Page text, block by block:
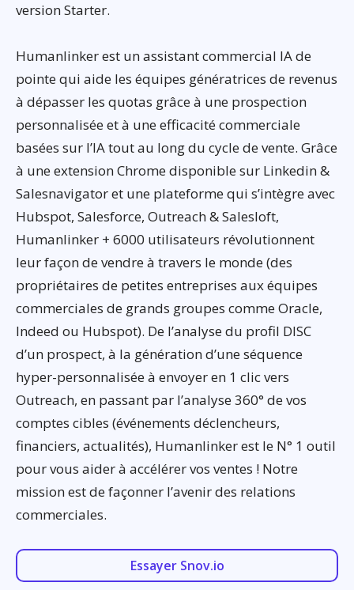
version Starter.
Humanlinker est un assistant commercial IA de
pointe qui aide les équipes génératrices de revenus
à dépasser les quotas grâce à une prospection
personnalisée et à une efficacité commerciale
basées sur l’IA tout au long du cycle de vente. Grâce
à une extension Chrome disponible sur Linkedin &
Salesnavigator et une plateforme qui s’intègre avec
Hubspot, Salesforce, Outreach & Salesloft,
Humanlinker + 6000 utilisateurs révolutionnent
leur façon de vendre à travers le monde (des
propriétaires de petites entreprises aux équipes
commerciales de grands groupes comme Oracle,
Indeed ou Hubspot). De l’analyse du profil DISC
d’un prospect, à la génération d’une séquence
hyper-personnalisée à envoyer en 1 clic vers
Outreach, en passant par l’analyse 360° de vos
comptes cibles (événements déclencheurs,
financiers, actualités), Humanlinker est le N° 1 outil
pour vous aider à accélérer vos ventes ! Notre
mission est de façonner l’avenir des relations
commerciales.
Essayer Snov.io